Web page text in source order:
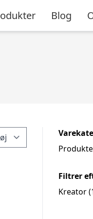
Blog
Filtrer
Kreator